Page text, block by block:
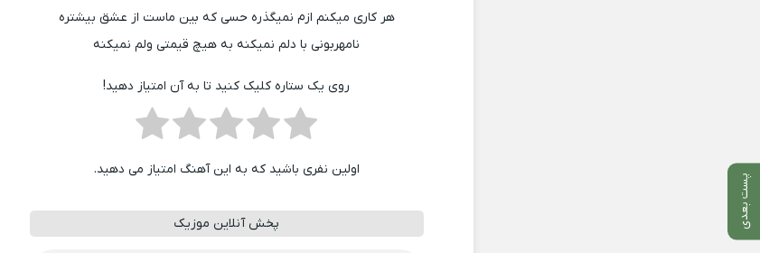
پست بعدی
هر کاری میکنم ازم نمیگذره حسی که بین ماست از عشق بیشتره
نامهربونی با دلم نمیکنه به هیچ قیمتی ولم نمیکنه
روی یک ستاره کلیک کنید تا به آن امتیاز دهید!
اولین نفری باشید که به این آهنگ امتیاز می دهید.
پخش آنلاین موزیک